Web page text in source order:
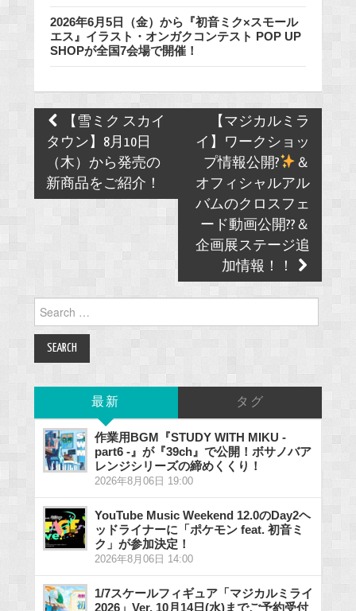
2026年6月5日（金）から『初音ミク×スモール
エス』イラスト・オンガクコンテスト POP UP
SHOPが全国7会場で開催！
Post
navigation
【雪ミク スカイ
タウン】8月10日
（木）から発売の
新商品をご紹介！
【マジカルミラ
イ】ワークショッ
プ情報公開?
＆
オフィシャルアル
バムのクロスフェ
ード動画公開??＆
企画展ステージ追
加情報！！
for:
最新 タグ
作業用BGM『STUDY WITH MIKU -
part6 -』が『39ch』で公開！ボサノバア
レンジシリーズの締めくくり！
2026年8月06日 19:00
YouTube Music Weekend 12.0のDay2ヘ
ッドライナーに「ポケモン feat. 初音ミ
ク」が参加決定！
2026年8月06日 14:00
1/7スケールフィギュア「マジカルミライ
2026」Ver. 10月14日(水)までご予約受付